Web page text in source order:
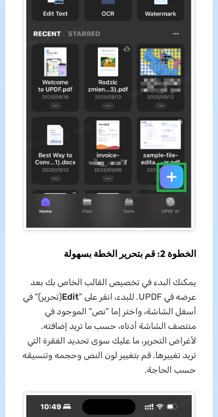
الخطوة 2: قم بتحرير الخطة بسهولة
يمكنك البدء في تخصيص القالب الخاص بك بعد
عرضه في UPDF. للبدء، انقر على ”
Edit(تحرير)“ في
أسفل الشاشة، واختر إما ”نص“ الموجود في
منتصف الشاشة أدناه، حسب ما تريد إضافته.
لأغراض التحرير، ما عليك سوى تحديد الفقرة التي
تريد تغييرها. قم بتغيير لون النص وحجمه وتنسيقه
حسب الحاجة.